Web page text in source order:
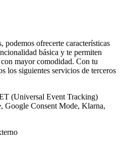
podemos ofrecerte características
básica y te permiten
mayor comodidad. Con tu
los siguientes servicios de terceros
(Universal Event Tracking)
Google Consent Mode, Klarna,